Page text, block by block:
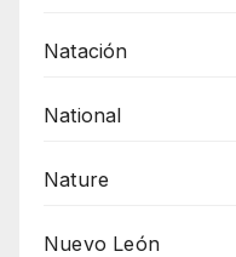
Natación
National
Nature
Nuevo León